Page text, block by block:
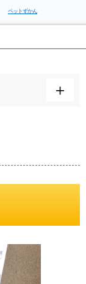
ペットずかん